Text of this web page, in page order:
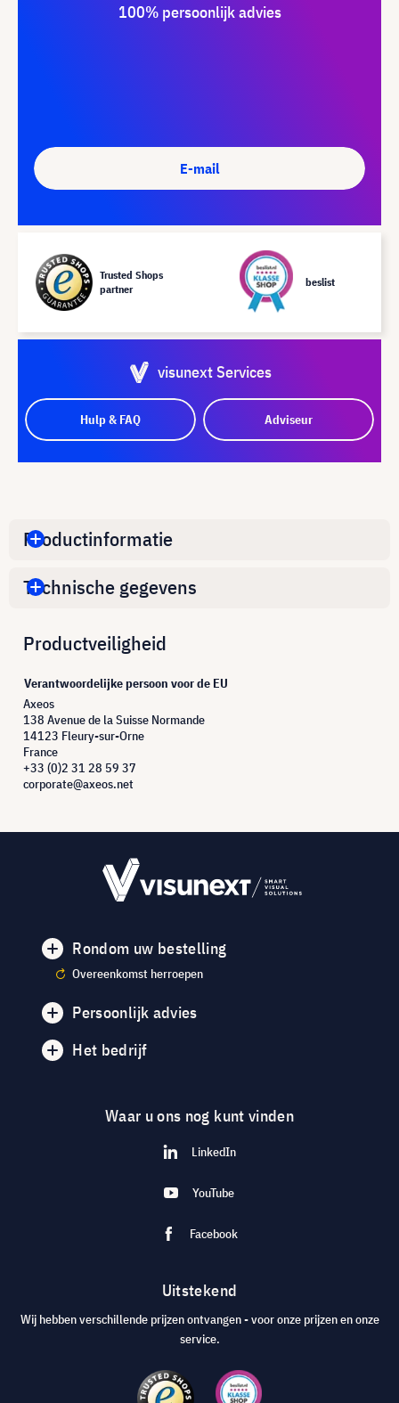
100% persoonlijk advies
E-mail
Trusted Shops
partner
beslist
visunext Services
Hulp & FAQ Adviseur
Productinformatie
Technische gegevens
Productveiligheid
Verantwoordelijke persoon voor de EU
Axeos
138 Avenue de la Suisse Normande
14123 Fleury-sur-Orne
France
+33 (0)2 31 28 59 37
corporate@axeos.net
Rondom uw bestelling
Overeenkomst herroepen
Persoonlijk advies
Het bedrijf
Waar u ons nog kunt vinden
LinkedIn
YouTube
Facebook
Uitstekend
Wij hebben verschillende prijzen ontvangen - voor onze prijzen en onze
service.